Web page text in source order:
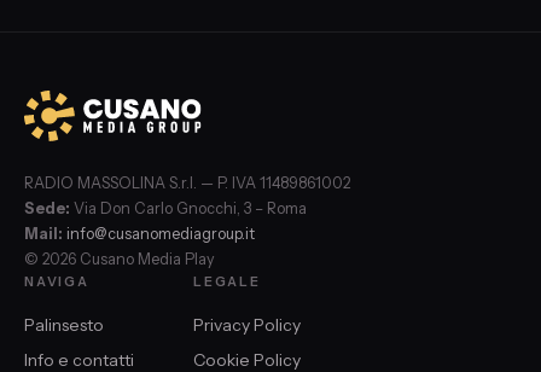
RADIO MASSOLINA S.r.l. — P. IVA 11489861002
Sede: Via Don Carlo Gnocchi, 3 – Roma
Mail: info@cusanomediagroup.it
© 2026 Cusano Media Play
NAVIGA
Palinsesto
Info e contatti
LEGALE
Privacy Policy
Cookie Policy